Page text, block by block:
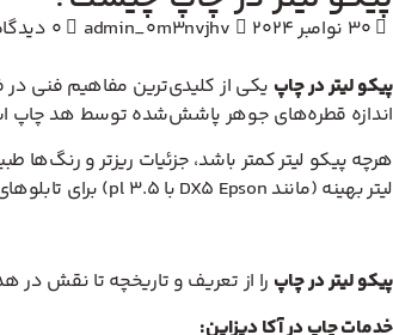
30 نوامبر 2024 admin_0m3nvjhv
0 دیدگاه
پیکو لیتر در چاپ
اندازه قطره‌های جوهر پاشش‌شده توسط هد چاپ
هرچه پیکو لیتر کمتر باشد، جزئیات ریزتر و
لیتر بهینه (مانند DX5 Epson با ۳.۵ pl) برای تابلوهای بوم، بنر و پوستر استفاده می‌کنیم.
پیکو لیتر در چاپ را از تعریف و تاریخچه تا نقش در
خدمات چاپ در آکا دیزاین: